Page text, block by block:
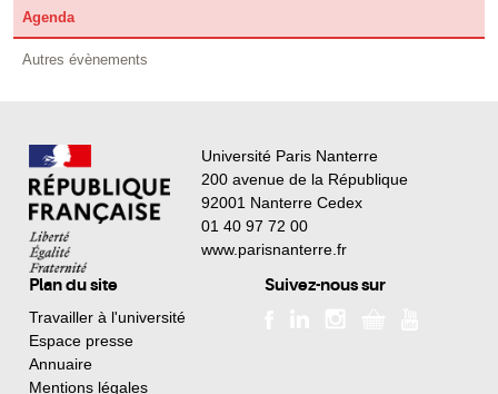
Agenda
Autres évènements
Université Paris Nanterre
200 avenue de la République
92001 Nanterre Cedex
01 40 97 72 00
www.parisnanterre.fr
Plan du site
Travailler à l'université
Espace presse
Annuaire
Mentions légales
Suivez-nous sur